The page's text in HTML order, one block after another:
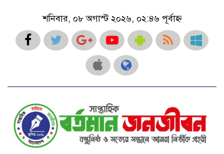
শনিবার, ০৮ অগাস্ট ২০২৬, ০২:৪৬ পূর্বাহ্ন